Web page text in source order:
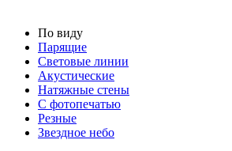
По виду
Парящие
Световые линии
Акустические
Натяжные стены
С фотопечатью
Резные
Звездное небо